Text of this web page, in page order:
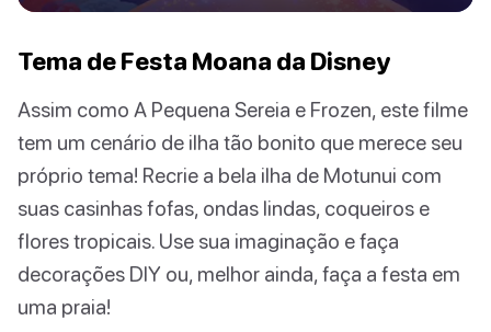
Tema de Festa Moana da Disney
Assim como A Pequena Sereia e Frozen, este filme
tem um cenário de ilha tão bonito que merece seu
próprio tema! Recrie a bela ilha de Motunui com
suas casinhas fofas, ondas lindas, coqueiros e
flores tropicais. Use sua imaginação e faça
decorações DIY ou, melhor ainda, faça a festa em
uma praia!